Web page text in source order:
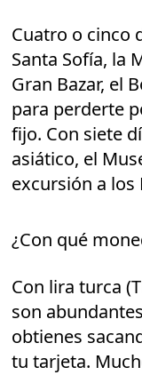
Cuatro o cinco
Santa Sofía, la
Gran Bazar, el
para perderte
fijo. Con siete
asiático, el
excursión a los
¿Con qué
Con lira turca
son
obtienes
tu tarjeta.